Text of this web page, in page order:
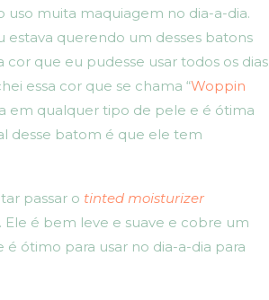
uso muita maquiagem no dia-a-dia.
querendo um desses batons
que eu pudesse usar todos os dias
essa cor que se chama “Woppin
em qualquer tipo de pele e é ótima
desse batom é que ele tem
passar o tinted moisturizer
. Ele é bem leve e suave e cobre um
é ótimo para usar no dia-a-dia para